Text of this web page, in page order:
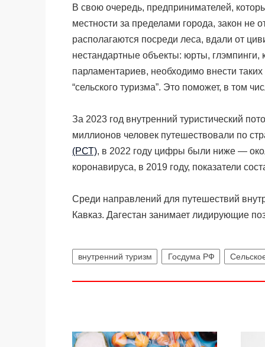
В свою очередь, предпринимателей,
местности за пределами города, закон не
располагаются посреди леса, вдали от
нестандартные объекты: юрты, глэмпинги,
парламентариев, необходимо внести
“сельского туризма”. Это поможет, в том
За 2023 год внутренний туристический
миллионов человек путешествовали по
(РСТ), в 2022 году цифры были ниже —
коронавируса, в 2019 году, показатели
Среди направлений для путешествий
Кавказ. Дагестан занимает лидирующие
внутренний туризм Госдума РФ